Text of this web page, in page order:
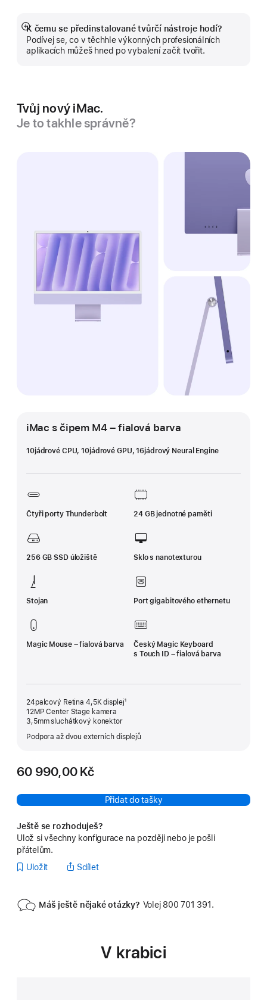
K čemu se předinstalované tvůrčí nástroje hodí?
Podívej se, co v těchhle výkonných profesionálních
aplikacích můžeš hned po vybalení začít tvořit.
Zobrazit
více
Tvůj nový iMac.
Je to takhle správně?
iMac s čipem M4 – fialová barva
10jádrové CPU, 10jádrové GPU, 16jádrový Neural Engine
Čtyři porty Thunderbolt 24 GB jednotné paměti
256 GB SSD úložiště Sklo s nanotexturou
Stojan Port gigabitového ethernetu
Magic Mouse – fialová barva
Český Magic Keyboard
s Touch ID – fialová barva
24palcový Retina 4,5K displej¹
12MP Center Stage kamera
3,5mm sluchátkový konektor
Podpora až dvou externích displejů
60 990,00 Kč
Přidat do tašky
Ještě se rozhoduješ?
Ulož si všechny konfigurace na později nebo je pošli
přátelům.
Uložit
Sdílet
Máš ještě nějaké otázky? Volej 800 701 391.
V krabici